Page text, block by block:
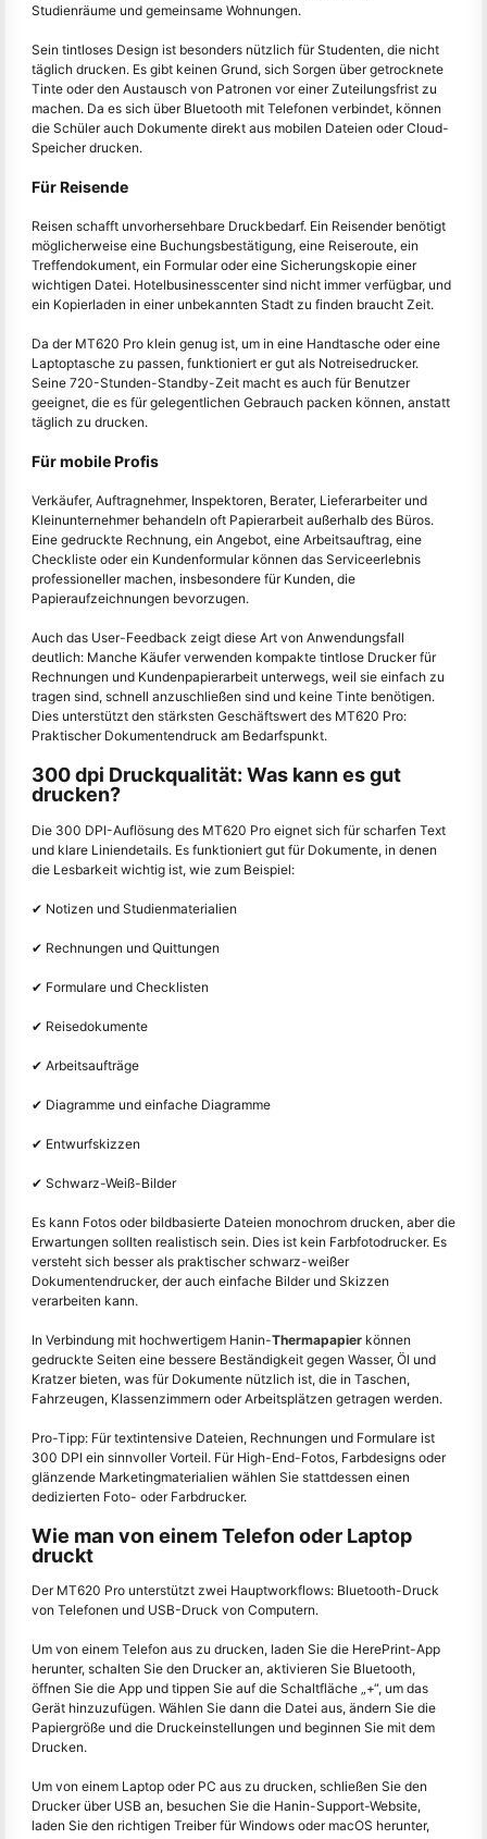
Studienräume und gemeinsame Wohnungen.
Sein tintloses Design ist besonders nützlich für Studenten, die nicht
täglich drucken. Es gibt keinen Grund, sich Sorgen über getrocknete
Tinte oder den Austausch von Patronen vor einer Zuteilungsfrist zu
machen. Da es sich über Bluetooth mit Telefonen verbindet, können
die Schüler auch Dokumente direkt aus mobilen Dateien oder Cloud-
Speicher drucken.
Für Reisende
Reisen schafft unvorhersehbare Druckbedarf. Ein Reisender benötigt
möglicherweise eine Buchungsbestätigung, eine Reiseroute, ein
Treffendokument, ein Formular oder eine Sicherungskopie einer
wichtigen Datei. Hotelbusinesscenter sind nicht immer verfügbar, und
ein Kopierladen in einer unbekannten Stadt zu finden braucht Zeit.
Da der MT620 Pro klein genug ist, um in eine Handtasche oder eine
Laptoptasche zu passen, funktioniert er gut als Notreisedrucker.
Seine 720-Stunden-Standby-Zeit macht es auch für Benutzer
geeignet, die es für gelegentlichen Gebrauch packen können, anstatt
täglich zu drucken.
Für mobile Profis
Verkäufer, Auftragnehmer, Inspektoren, Berater, Lieferarbeiter und
Kleinunternehmer behandeln oft Papierarbeit außerhalb des Büros.
Eine gedruckte Rechnung, ein Angebot, eine Arbeitsauftrag, eine
Checkliste oder ein Kundenformular können das Serviceerlebnis
professioneller machen, insbesondere für Kunden, die
Papieraufzeichnungen bevorzugen.
Auch das User-Feedback zeigt diese Art von Anwendungsfall
deutlich: Manche Käufer verwenden kompakte tintlose Drucker für
Rechnungen und Kundenpapierarbeit unterwegs, weil sie einfach zu
tragen sind, schnell anzuschließen sind und keine Tinte benötigen.
Dies unterstützt den stärksten Geschäftswert des MT620 Pro:
Praktischer Dokumentendruck am Bedarfspunkt.
300 dpi Druckqualität: Was kann es gut
drucken?
Die 300 DPI-Auflösung des MT620 Pro eignet sich für scharfen Text
und klare Liniendetails. Es funktioniert gut für Dokumente, in denen
die Lesbarkeit wichtig ist, wie zum Beispiel:
✔ Notizen und Studienmaterialien
✔ Rechnungen und Quittungen
✔ Formulare und Checklisten
✔ Reisedokumente
✔ Arbeitsaufträge
✔ Diagramme und einfache Diagramme
✔ Entwurfskizzen
✔ Schwarz-Weiß-Bilder
Es kann Fotos oder bildbasierte Dateien monochrom drucken, aber die
Erwartungen sollten realistisch sein. Dies ist kein Farbfotodrucker. Es
versteht sich besser als praktischer schwarz-weißer
Dokumentendrucker, der auch einfache Bilder und Skizzen
verarbeiten kann.
In Verbindung mit hochwertigem Hanin-Thermapapier können
gedruckte Seiten eine bessere Beständigkeit gegen Wasser, Öl und
Kratzer bieten, was für Dokumente nützlich ist, die in Taschen,
Fahrzeugen, Klassenzimmern oder Arbeitsplätzen getragen werden.
Pro-Tipp: Für textintensive Dateien, Rechnungen und Formulare ist
300 DPI ein sinnvoller Vorteil. Für High-End-Fotos, Farbdesigns oder
glänzende Marketingmaterialien wählen Sie stattdessen einen
dedizierten Foto- oder Farbdrucker.
Wie man von einem Telefon oder Laptop
druckt
Der MT620 Pro unterstützt zwei Hauptworkflows: Bluetooth-Druck
von Telefonen und USB-Druck von Computern.
Um von einem Telefon aus zu drucken, laden Sie die HerePrint-App
herunter, schalten Sie den Drucker an, aktivieren Sie Bluetooth,
öffnen Sie die App und tippen Sie auf die Schaltfläche „+“, um das
Gerät hinzuzufügen. Wählen Sie dann die Datei aus, ändern Sie die
Papiergröße und die Druckeinstellungen und beginnen Sie mit dem
Drucken.
Um von einem Laptop oder PC aus zu drucken, schließen Sie den
Drucker über USB an, besuchen Sie die Hanin-Support-Website,
laden Sie den richtigen Treiber für Windows oder macOS herunter,